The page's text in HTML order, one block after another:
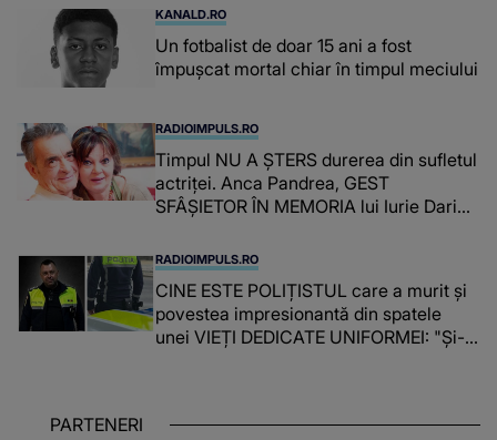
KANALD.RO
Un fotbalist de doar 15 ani a fost
împușcat mortal chiar în timpul meciului
RADIOIMPULS.RO
Timpul NU A ȘTERS durerea din sufletul
actriței. Anca Pandrea, GEST
SFÂȘIETOR ÎN MEMORIA lui Iurie Darie:
timpul parcă..."
RADIOIMPULS.RO
CINE ESTE POLIȚISTUL care a murit și
povestea impresionantă din spatele
unei VIEȚI DEDICATE UNIFORMEI: "Și-a
PARTENERI